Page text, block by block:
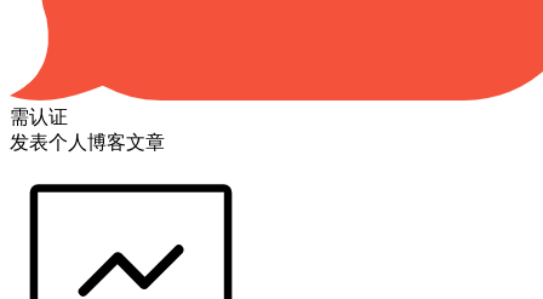
需认证
发表个人博客文章